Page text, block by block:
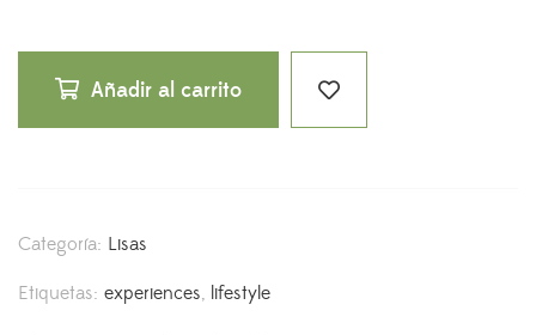
Añadir al carrito
Categoría: Lisas
Etiquetas: experiences, lifestyle